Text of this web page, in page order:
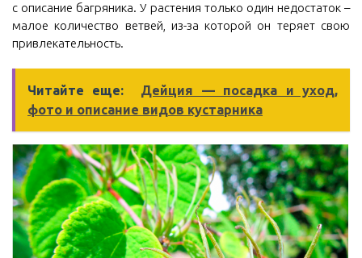
с описание багряника. У растения только один недостаток –
малое количество ветвей, из-за которой он теряет свою
привлекательность.
Читайте еще:
Дейция — посадка и уход,
фото и описание видов кустарника